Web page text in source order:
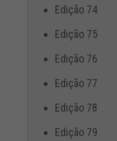
Edição 74
Edição 75
Edição 76
Edição 77
Edição 78
Edição 79